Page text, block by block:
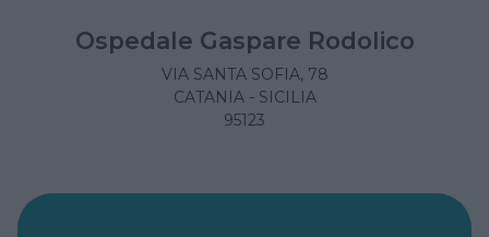
Ospedale Gaspare Rodolico
VIA SANTA SOFIA, 78
CATANIA - SICILIA
95123